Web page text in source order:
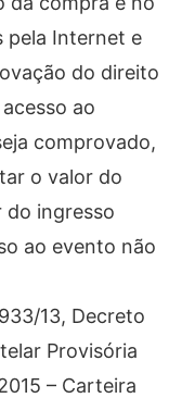
pela Internet e
do direito
ao
comprovado,
o valor do
do ingresso
ao evento não
13, Decreto
Provisória
– Carteira